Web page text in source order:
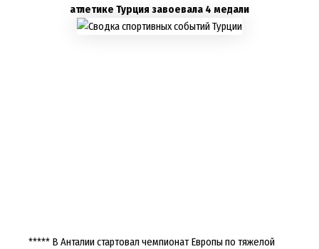
атлетике Турция завоевала 4 медали
***** В Анталии стартовал чемпионат Европы по тяжелой